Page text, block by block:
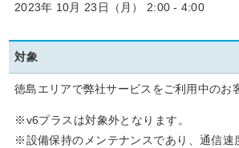
2023年 10月 23日（月） 2:00 - 4:00
対象
徳島エリアで弊社サービスをご利用中のお
※v6プラスは対象外となります。
※設備保持のメンテナンスであり、通信速